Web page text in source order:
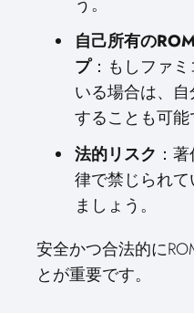
自己所有の
プ：もしファ
いる場合は、
することも可能
法的リスク ：
律で禁じられ
ましょう。
安全かつ合法的に
とが重要です。